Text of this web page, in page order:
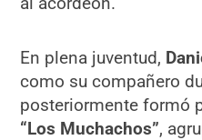
En plena juventud,
como su compañero
posteriormente formó
“Los Muchachos”,